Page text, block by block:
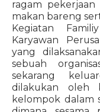
ragam
makan bareng
Kegiatan
Karyawan
yang
sebuah
sekarang
dilakukan oleh
kelompok dalam